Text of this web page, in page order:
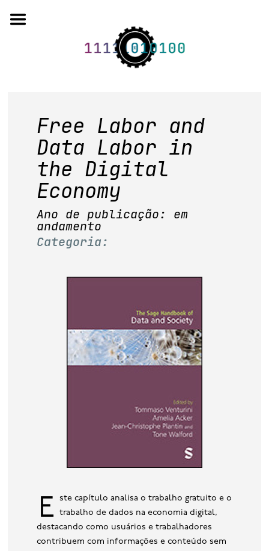
to
quem somos
artigos em periódicos
anais de eventos
capítulos de livros
base de dados
Free Labor and
Data Labor in
the Digital
Economy
Ano de publicação: em
andamento
Categoria:
Este capítulo analisa o trabalho gratuito e o
trabalho de dados na economia digital,
destacando como usuários e trabalhadores
contribuem com informações e conteúdo sem